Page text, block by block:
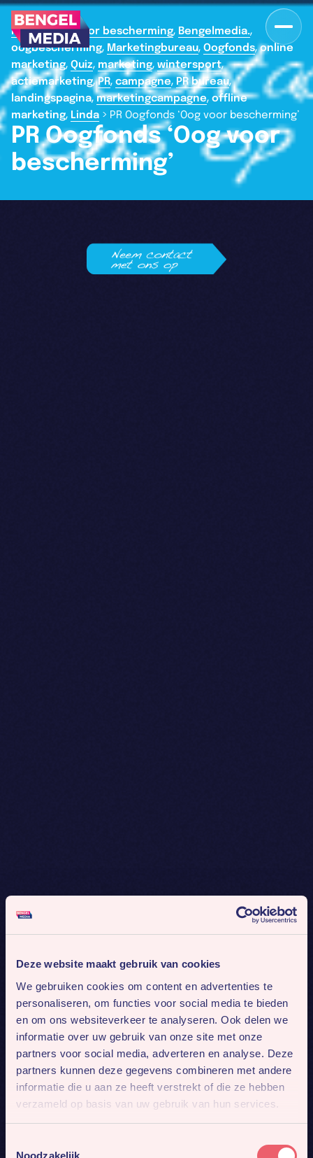
Deze website maakt gebruik van cookies
We gebruiken cookies om content en advertenties te
personaliseren, om functies voor social media te bieden
en om ons websiteverkeer te analyseren. Ook delen we
informatie over uw gebruik van onze site met onze
partners voor social media, adverteren en analyse. Deze
partners kunnen deze gegevens combineren met andere
informatie die u aan ze heeft verstrekt of die ze hebben
verzameld op basis van uw gebruik van hun services.
Noodzakelijk
Home>oog voor bescherming, Bengelmedia.,
oogbescherming, Marketingbureau, Oogfonds,online
marketing, Quiz, marketing, wintersport,
actiemarketing,PR, campagne,PR bureau,
landingspagina,marketingcampagne, offline
marketing, Linda > PR Oogfonds ‘Oog voor bescherming’
PR Oogfonds ‘Oog voor
bescherming’